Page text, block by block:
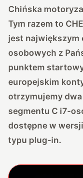
Chińska
Tym razem to
jest największym
osobowych z
punktem
europejskim
otrzymujemy dwa
segmentu C i7-
dostępne w
typu plug-in.